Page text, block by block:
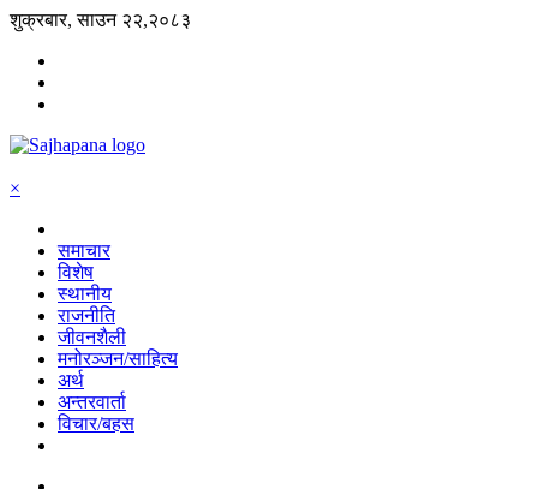
शुक्रबार, साउन २२,२०८३
×
समाचार
विशेष
स्थानीय
राजनीति
जीवनशैली
मनोरञ्जन/साहित्य
अर्थ
अन्तरवार्ता
विचार/बहस